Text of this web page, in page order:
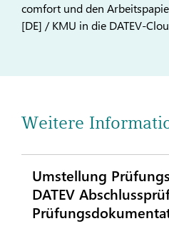
comfort und den
[DE] / KMU in die DATEV-
Weitere
Umstellung
DATEV